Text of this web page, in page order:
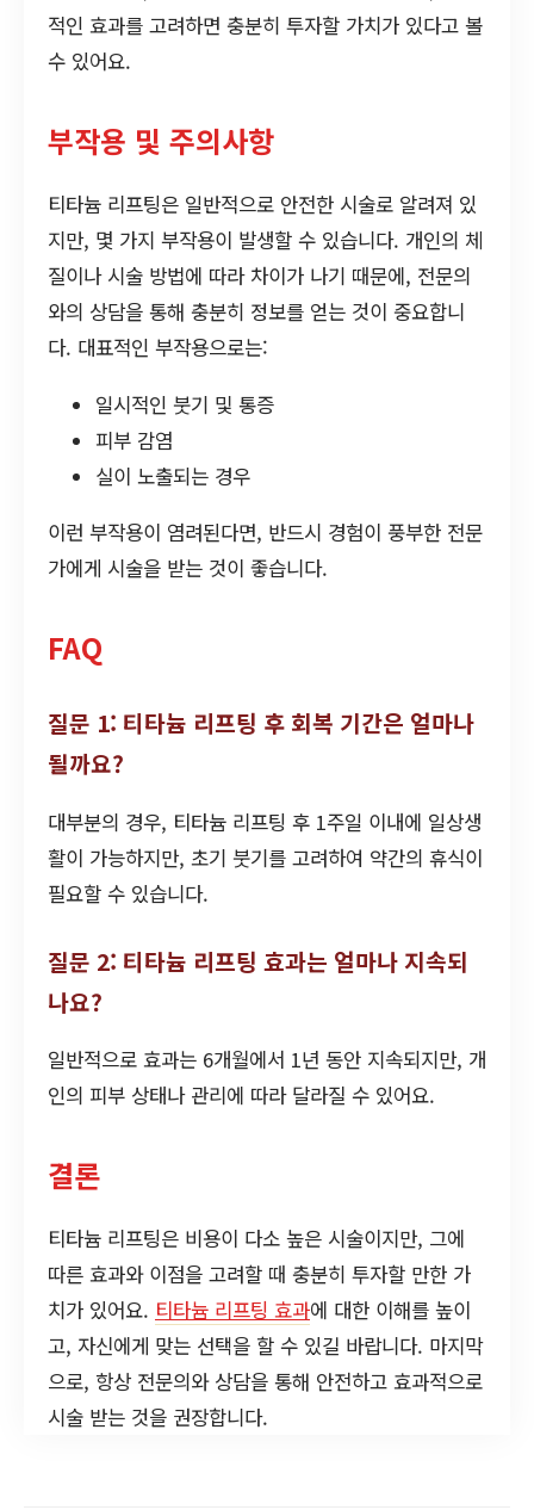
적인 효과를 고려하면 충분히 투자할 가치가 있다고 볼
수 있어요.
부작용 및 주의사항
티타늄 리프팅은 일반적으로 안전한 시술로 알려져 있
지만, 몇 가지 부작용이 발생할 수 있습니다. 개인의 체
질이나 시술 방법에 따라 차이가 나기 때문에, 전문의
와의 상담을 통해 충분히 정보를 얻는 것이 중요합니
다. 대표적인 부작용으로는:
일시적인 붓기 및 통증
피부 감염
실이 노출되는 경우
이런 부작용이 염려된다면, 반드시 경험이 풍부한 전문
가에게 시술을 받는 것이 좋습니다.
FAQ
질문 1: 티타늄 리프팅 후 회복 기간은 얼마나
될까요?
대부분의 경우, 티타늄 리프팅 후 1주일 이내에 일상생
활이 가능하지만, 초기 붓기를 고려하여 약간의 휴식이
필요할 수 있습니다.
질문 2: 티타늄 리프팅 효과는 얼마나 지속되
나요?
일반적으로 효과는 6개월에서 1년 동안 지속되지만, 개
인의 피부 상태나 관리에 따라 달라질 수 있어요.
결론
티타늄 리프팅은 비용이 다소 높은 시술이지만, 그에
따른 효과와 이점을 고려할 때 충분히 투자할 만한 가
치가 있어요. 티타늄 리프팅 효과에 대한 이해를 높이
고, 자신에게 맞는 선택을 할 수 있길 바랍니다. 마지막
으로, 항상 전문의와 상담을 통해 안전하고 효과적으로
시술 받는 것을 권장합니다.